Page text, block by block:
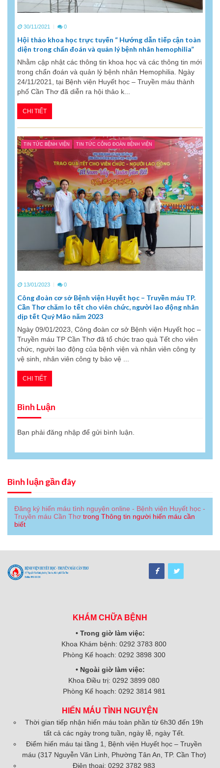
30/11/2021 0
Hội thảo khoa học trực tuyến “ Hướng dẫn tiếp cận toàn
diện trong chẩn đoán và quản lý bệnh nhân hemophilia”
Nhằm cập nhật các thông tin khoa học và các thông tin mới
trong chẩn đoán và quản lý bệnh nhân Hemophilia. Ngày
24/11/2021, tại Bệnh viện Huyết học – Truyền máu thành
phố Cần Thơ đã diễn ra hội thảo k...
CHI TIẾT
TIN TỨC BỆNH VIỆN TIN TỨC CÔNG ĐOÀN BỆNH VIỆN
13/01/2023 0
Công đoàn cơ sở Bệnh viện Huyết học – Truyền máu TP.
Cần Thơ chăm lo tết cho viên chức, người lao động nhân
dịp tết Quý Mão năm 2023
Ngày 09/01/2023, Công đoàn cơ sở Bệnh viện Huyết học –
Truyền máu TP Cần Thơ đã tổ chức trao quà Tết cho viên
chức, người lao động của bệnh viện và nhân viên công ty
vệ sinh, nhân viên công ty bảo vệ ...
CHI TIẾT
Bình Luận
Bạn phải đăng nhập để gửi bình luận.
Bình luận gần đây
Đăng ký hiến máu tình nguyện online - Bệnh viện Huyết học -
Truyền máu Cần Thơ trong Thông tin người hiến máu cần
biết
KHÁM CHỮA BỆNH
• Trong giờ làm việc:
Khoa Khám bệnh: 0292 3783 800
Phòng Kế hoạch: 0292 3898 300
• Ngoài giờ làm việc:
Khoa Điều trị: 0292 3899 080
Phòng Kế hoạch: 0292 3814 981
HIẾN MÁU TÌNH NGUYỆN
Thời gian tiếp nhận hiến máu toàn phần từ 6h30 đến 19h
tất cả các ngày trong tuần, ngày lễ, ngày Tết.
Điểm hiến máu tại tầng 1, Bệnh viện Huyết học – Truyền
máu (317 Nguyễn Văn Linh, Phường Tân An, TP. Cần Thơ)
Điện thoại: 0292 3782 983